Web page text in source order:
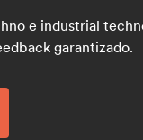
e industrial
garantizado.